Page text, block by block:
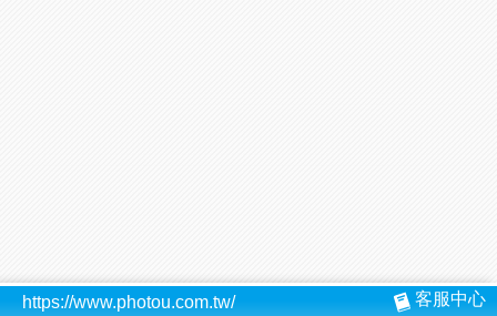
https://www.photou.com.tw/ 客服中心